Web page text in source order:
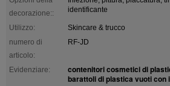
decorazione::
identificante
Utilizzo:
Skincare & trucco
numero di
articolo:
RF-JD
Evidenziare: contenitori cosmetici di
barattoli di plastica vuoti con